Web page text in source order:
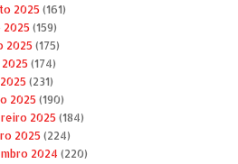
2025 (161)
2025 (159)
2025 (175)
(174)
(231)
2025 (190)
2025 (184)
2025 (224)
2024 (220)